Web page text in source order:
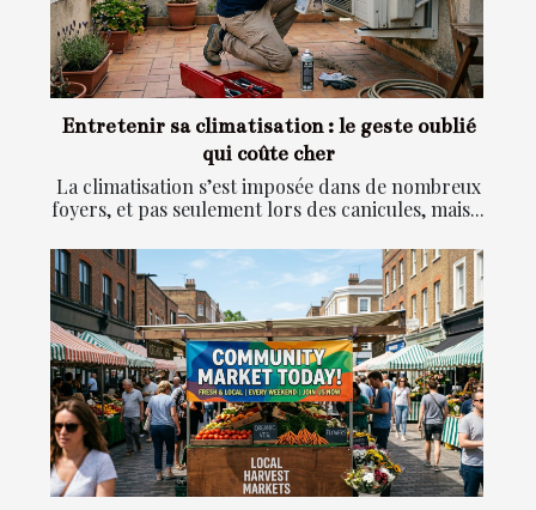
Entretenir sa climatisation : le geste oublié
qui coûte cher
La climatisation s’est imposée dans de nombreux
foyers, et pas seulement lors des canicules, mais...